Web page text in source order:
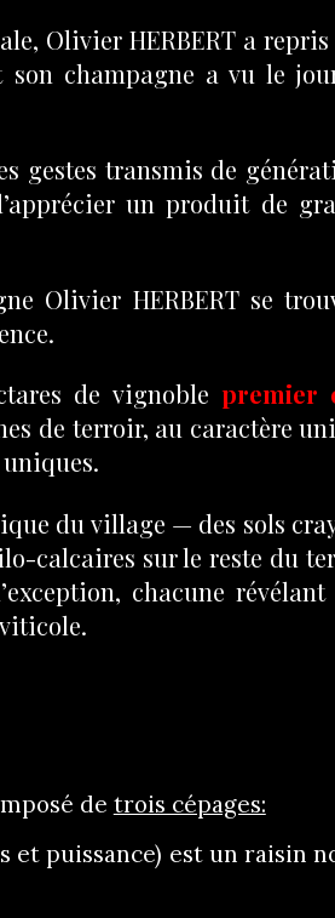
Olivier HERBERT a repris
champagne a vu le
gestes transmis de
un produit de
Olivier HERBERT se
de vignoble premier
de terroir, au caractère
du village — des sols
calcaires sur le reste du
chacune révélant
de trois cépages:​
et puissance) est un raisin